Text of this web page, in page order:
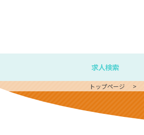
求人検索
トップページ